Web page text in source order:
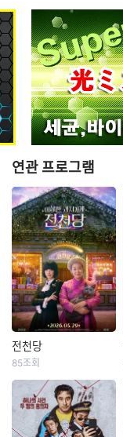
연관 프로그램
전천당
“이 과자가 행운일지
불행일지는 손님 하
기 나름이지요” 간절
전천당
85조회